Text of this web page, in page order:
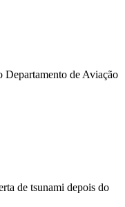
Departamento de Aviação
de tsunami depois do